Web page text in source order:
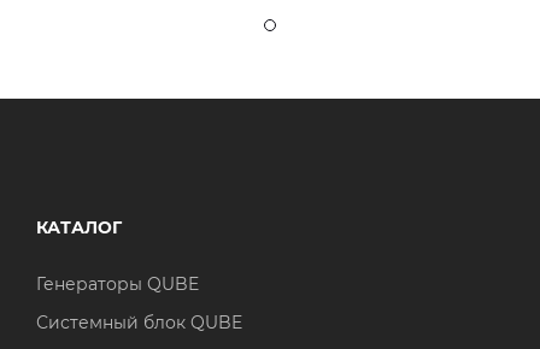
КАТАЛОГ
Генераторы QUBE
Системный блок QUBE